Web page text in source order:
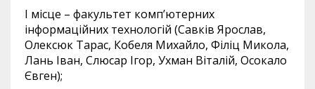
І місце – факультет комп’ютерних
інформаційних технологій (Савків Ярослав,
Олексюк Тарас, Кобеля Михайло, Філіц Микола,
Лань Іван, Слюсар Ігор, Ухман Віталій, Осокало
Євген);